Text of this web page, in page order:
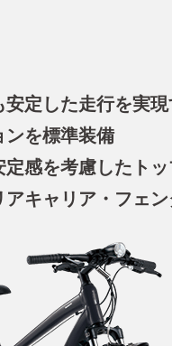
定した走行を実
ンを標準装備
感を考慮したト
アキャリア・フェ